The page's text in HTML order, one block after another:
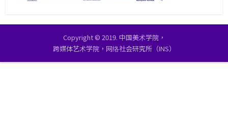
Copyright © 2019. 中国美术学院，
跨媒体艺术学院，网络社会研究所（INS）